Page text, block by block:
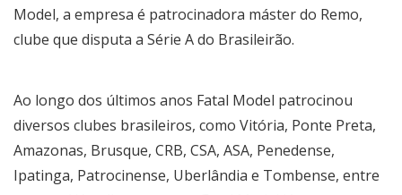
Model, a empresa é patrocinadora máster do Remo,
clube que disputa a Série A do Brasileirão.
Ao longo dos últimos anos Fatal Model patrocinou
diversos clubes brasileiros, como Vitória, Ponte Preta,
Amazonas, Brusque, CRB, CSA, ASA, Penedense,
Ipatinga, Patrocinense, Uberlândia e Tombense, entre